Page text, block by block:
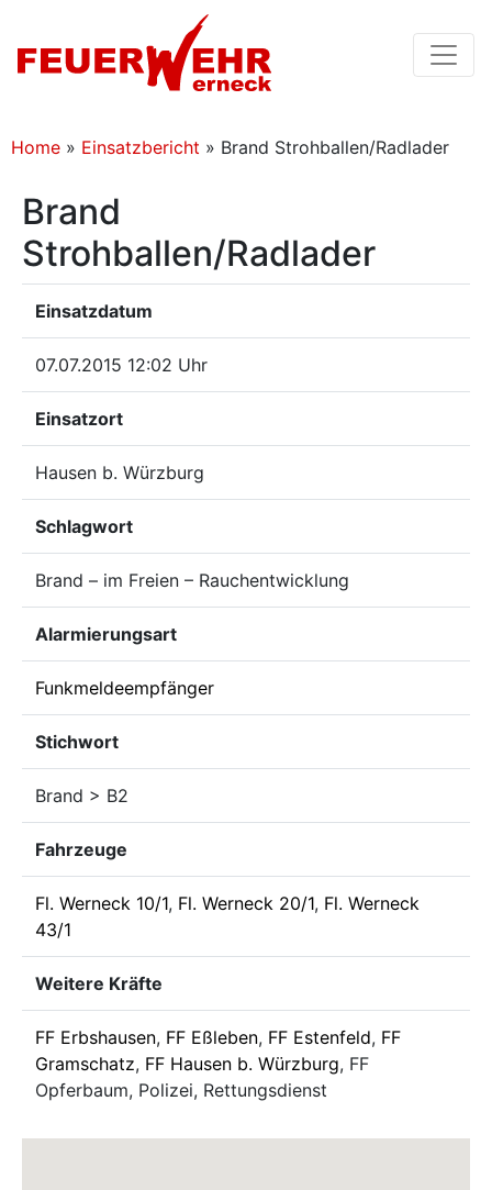
Home » Einsatzbericht » Brand Strohballen/Radlader
Brand
Strohballen/Radlader
Einsatzdatum
07.07.2015 12:02 Uhr
Einsatzort
Hausen b. Würzburg
Schlagwort
Brand – im Freien – Rauchentwicklung
Alarmierungsart
Funkmeldeempfänger
Stichwort
Brand > B2
Fahrzeuge
Fl. Werneck 10/1, Fl. Werneck 20/1, Fl. Werneck
43/1
Weitere Kräfte
FF Erbshausen, FF Eßleben, FF Estenfeld, FF
Gramschatz, FF Hausen b. Würzburg, FF
Opferbaum, Polizei, Rettungsdienst